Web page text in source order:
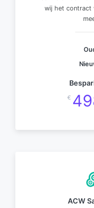
wij het contract
€
ACW